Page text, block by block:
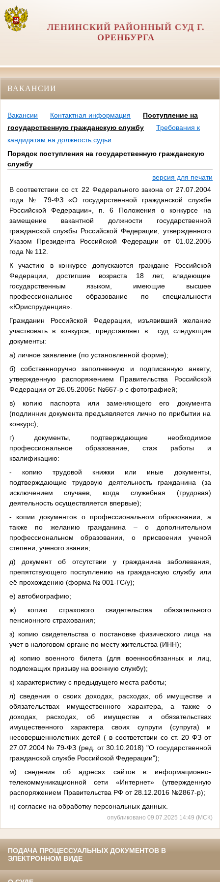
ЛЕНИНСКИЙ РАЙОННЫЙ СУД Г.
ОРЕНБУРГА
ВАКАНСИИ
Вакансии Контактная информация
Поступление на
государственную гражданскую службу
Требования к
кандидатам на должность судьи
Порядок поступления на государственную гражданскую
службу
версия для печати
В соответствии со ст. 22 Федерального закона от 27.07.2004
года № 79-ФЗ «О государственной гражданской службе
Российской Федерации», п. 6 Положения о конкурсе на
замещение вакантной должности государственной
гражданской службы Российской Федерации, утвержденного
Указом Президента Российской Федерации от 01.02.2005
года № 112.
К участию в конкурсе допускаются граждане Российской
Федерации, достигшие возраста 18 лет, владеющие
государственным языком, имеющие высшее
профессиональное образование по специальности
«Юриспруденция».
Гражданин Российской Федерации, изъявивший желание
участвовать в конкурсе, представляет в суд следующие
документы:
а) личное заявление (по установленной форме);
б) собственноручно заполненную и подписанную анкету,
утвержденную распоряжением Правительства Российской
Федерации от 26.05.2006г. №667-р с фотографией;
в) копию паспорта или заменяющего его документа
(подлинник документа предъявляется лично по прибытии на
конкурс);
г) документы, подтверждающие необходимое
профессиональное образование, стаж работы и
квалификацию:
- копию трудовой книжки или иные документы,
подтверждающие трудовую деятельность гражданина (за
исключением случаев, когда служебная (трудовая)
деятельность осуществляется впервые);
- копии документов о профессиональном образовании, а
также по желанию гражданина – о дополнительном
профессиональном образовании, о присвоении ученой
степени, ученого звания;
д) документ об отсутствии у гражданина заболевания,
препятствующего поступлению на гражданскую службу или
её прохождению (форма № 001-ГС/у);
е) автобиографию;
ж) копию страхового свидетельства обязательного
пенсионного страхования;
з) копию свидетельства о постановке физического лица на
учет в налоговом органе по месту жительства (ИНН);
и) копию военного билета (для военнообязанных и лиц,
подлежащих призыву на военную службу);
к) характеристику с предыдущего места работы;
л) сведения о своих доходах, расходах, об имуществе и
обязательствах имущественного характера, а также о
доходах, расходах, об имуществе и обязательствах
имущественного характера своих супруги (супруга) и
несовершеннолетних детей ( в соответствии со ст. 20 ФЗ от
27.07.2004 № 79-ФЗ (ред. от 30.10.2018) "О государственной
гражданской службе Российской Федерации");
м) сведения об адресах сайтов в информационно-
телекоммуникационной сети «Интернет» (утвержденную
распоряжением Правительства РФ от 28.12.2016 №2867-р);
н) согласие на обработку персональных данных.
опубликовано 09.07.2025 14:49 (МСК)
ПОДАЧА ПРОЦЕССУАЛЬНЫХ ДОКУМЕНТОВ В
ЭЛЕКТРОННОМ ВИДЕ